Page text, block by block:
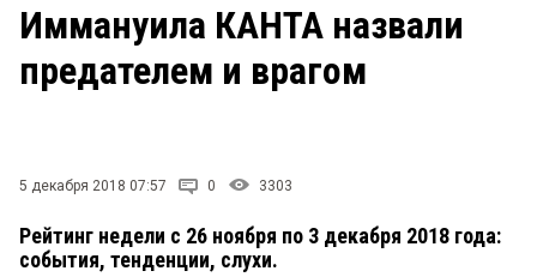
ЗАКОН
НОВОСТИ КОМПАНИЙ
СТИЛЬ ЖИЗНИ
Рейтинги
Блоги
Иммануила КАНТА назвали
предателем и врагом
5 декабря 2018 07:57 0 3303
Рейтинг недели с 26 ноября по 3 декабря 2018 года:
события, тенденции, слухи.